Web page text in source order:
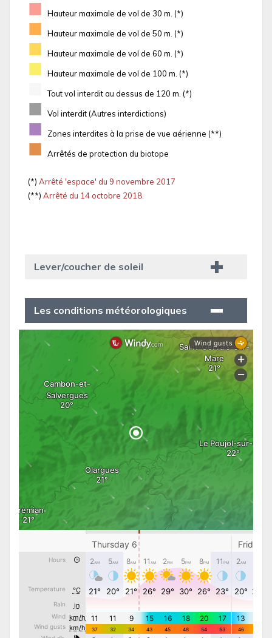
■ Hauteur maximale de vol de 30 m. (*)
■ Hauteur maximale de vol de 50 m. (*)
■ Hauteur maximale de vol de 60 m. (*)
■ Hauteur maximale de vol de 100 m. (*)
Tout vol interdit au dessus de 120 m. (*)
■ Vol interdit (Autres interdictions)
■ Zones interdites à la prise de vue aérienne (**)
■ Arrêtés de protection du biotope
(*) Arrêté 'espace' du 9 novembre 2017
(**) Arrêté du 14 octobre 2018.
Lever/coucher de soleil
Les conditions météorologiques